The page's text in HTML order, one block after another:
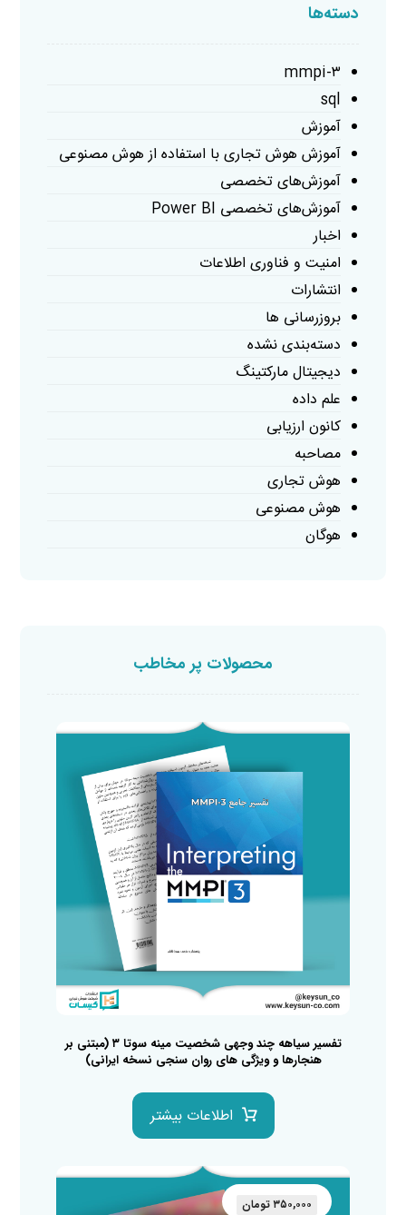
دسته‌ها
mmpi-۳
sql
آموزش
آموزش هوش تجاری با استفاده از هوش مصنوعی
آموزش‌های تخصصی
آموزش‌های تخصصی Power BI
اخبار
امنیت و فناوری اطلاعات
انتشارات
بروزرسانی ها
دسته‌بندی نشده
دیجیتال مارکتینگ
علم داده
کانون ارزیابی
مصاحبه
هوش تجاری
هوش مصنوعی
هوگان
محصولات پر مخاطب
تفسیر سیاهه چند وجهی شخصیت مینه سوتا ۳ (مبتنی بر
هنجارها و ویژگی های روان سنجی نسخه ایرانی)
اطلاعات بیشتر
۳۵۰,۰۰۰ تومان